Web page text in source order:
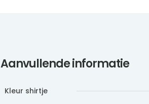
Aanvullende informatie
Kleur shirtje